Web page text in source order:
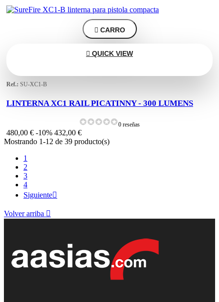
 CARRO
 QUICK VIEW
Ref.: SU-XC1-B
LINTERNA XC1 RAIL PICATINNY - 300 LUMENS
0 reseñas
480,00 € -10% 432,00 €
Mostrando 1-12 de 39 producto(s)
1
2
3
4
Siguiente
Volver arriba 